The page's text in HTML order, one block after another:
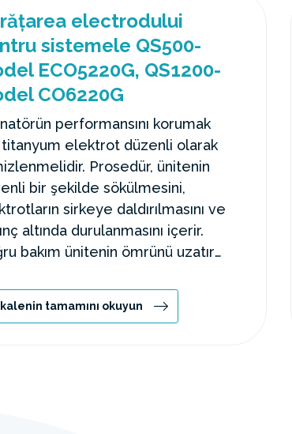
electrodului
sistemele QS500-
ECO5220G, QS1200-
CO6220G
performansını korumak
titanyum elektrot düzenli olarak
Prosedür, ünitenin
bir şekilde sökülmesini,
sirkeye daldırılmasını ve
altında durulanmasını içerir.
bakım ünitenin ömrünü uzatır
tamamını okuyun